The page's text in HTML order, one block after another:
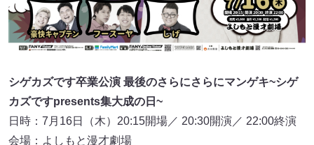
シゲカズです卒業公演 最後のさらにさらにマンゲキ~シゲ
カズですpresents集大成の日~
日時：7月16日（木）20:15開場／ 20:30開演／ 22:00終演
会場：よしもと漫才劇場